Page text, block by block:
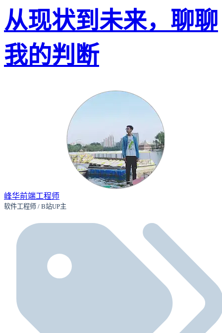
从现状到未来，聊聊
我的判断
峰华前端工程师
软件工程师 / B站UP主